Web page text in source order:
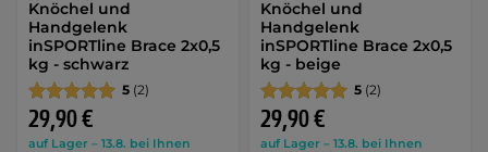
Knöchel und
Handgelenk
inSPORTline Brace 2x0,5
kg - schwarz
5 (2)
29,90 €
auf Lager – 13.8. bei Ihnen
Knöchel und
Handgelenk
inSPORTline Brace 2x0,5
kg - beige
5 (2)
29,90 €
auf Lager – 13.8. bei Ihnen